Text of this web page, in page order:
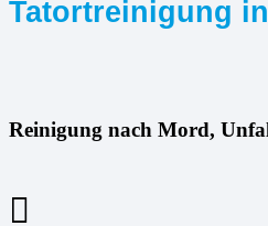
Tatortreinigung
Reinigung nach Mord,